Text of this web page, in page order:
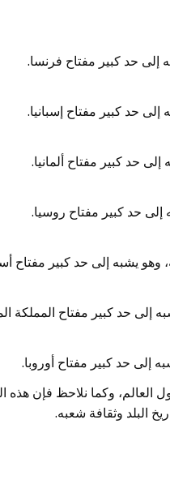
إلى حد كبير مفتاح فرنسا.
حد كبير مفتاح إسبانيا.
حد كبير مفتاح ألمانيا.
إلى حد كبير مفتاح روسيا.
وهو يشبه إلى حد كبير مفتاح
إلى حد كبير مفتاح المملكة
إلى حد كبير مفتاح أوروبا.
وكما نلاحظ فإن هذه
البلد وثقافة شعبه.